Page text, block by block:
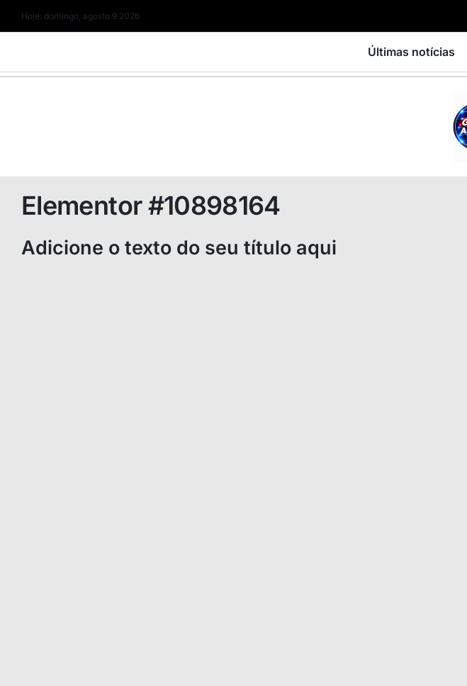
Hoje: domingo, agosto 9 2026
Últimas notícias
Elementor #10898164
Adicione o texto do seu título aqui